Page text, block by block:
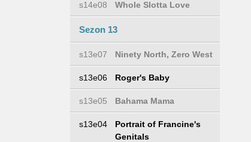
s14e08 Whole Slotta Love
Sezon 13
s13e07 Ninety North, Zero West
s13e06 Roger's Baby
s13e05 Bahama Mama
s13e04
Portrait of Francine's
Genitals